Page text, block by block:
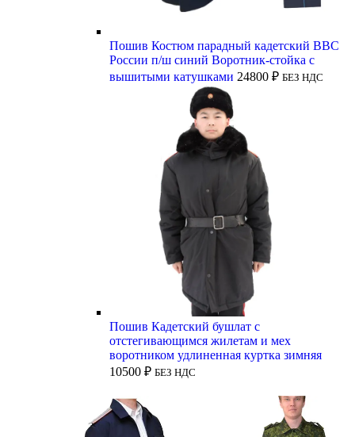
Пошив Костюм парадный кадетский ВВС
России п/ш синий Воротник-стойка с
вышитыми катушками 24800 ₽ БЕЗ НДС
Пошив Кадетский бушлат с
отстегивающимся жилетам и мех
воротником удлиненная куртка зимняя
10500 ₽ БЕЗ НДС